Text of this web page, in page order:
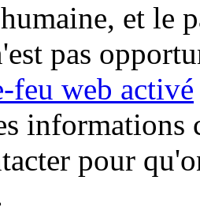
et le
pas
feu web activé
informations
pour